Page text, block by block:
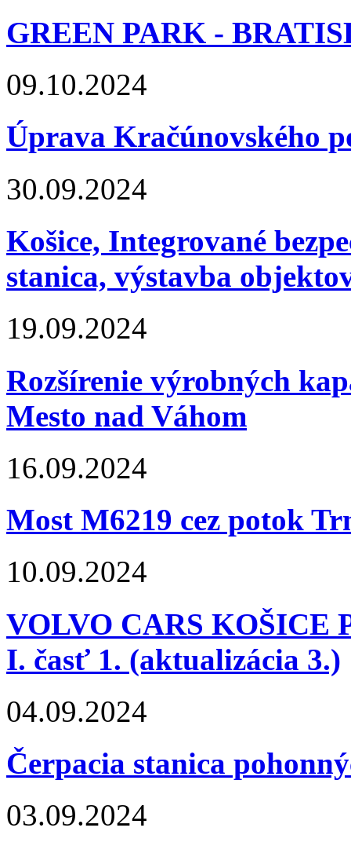
GREEN PARK -
09.10.2024
Úprava Kračúnovského
30.09.2024
Košice, Integrované
stanica, výstavba
19.09.2024
Rozšírenie výrobných
Mesto nad Váhom
16.09.2024
Most M6219 cez potok
10.09.2024
VOLVO CARS KOŠICE
I. časť 1. (aktualizácia 3.)
04.09.2024
Čerpacia stanica
03.09.2024